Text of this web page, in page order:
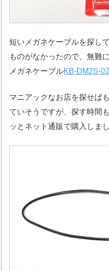
短いメガネケーブルを探し
ものがなかったので、無難
メガネケーブルKB-DM2S-02
マニアックなお店を探せば
ていそうですが、探す時間
ッとネット通販で購入しまし